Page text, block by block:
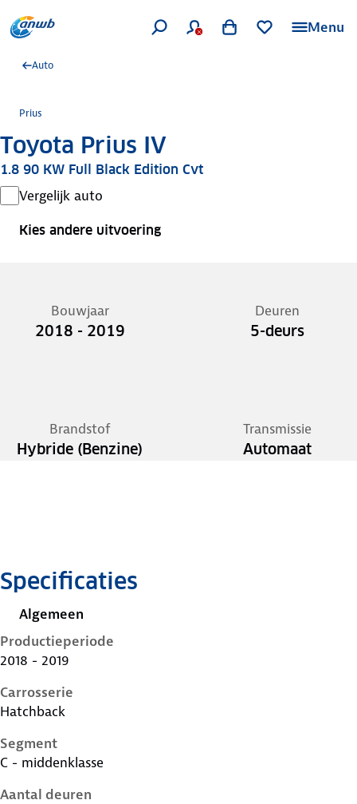
Menu
Auto
Prius
Toyota Prius IV
1.8 90 KW Full Black Edition Cvt
Vergelijk auto
Kies andere uitvoering
Bouwjaar
2018 - 2019
Deuren
5-deurs
Brandstof
Hybride (Benzine)
Transmissie
Automaat
Specificaties
Algemeen
Productieperiode
2018 - 2019
Carrosserie
Hatchback
Segment
C - middenklasse
Aantal deuren